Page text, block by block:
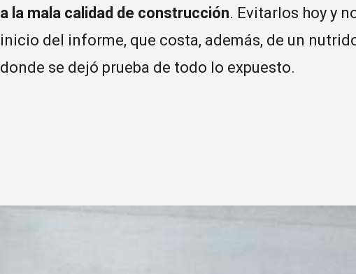
a la mala calidad de construcción. Evitarlos hoy y
inicio del informe, que costa, además, de un
donde se dejó prueba de todo lo expuesto.